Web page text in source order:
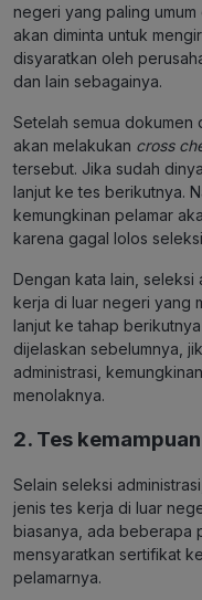
negeri yang paling
akan diminta untuk
disyaratkan oleh
dan lain sebagainya.
Setelah semua dokumen
akan melakukan cross
tersebut. Jika sudah
lanjut ke tes berikutnya.
kemungkinan pelamar
karena gagal lolos
Dengan kata lain, seleksi
kerja di luar negeri yang
lanjut ke tahap
dijelaskan sebelumnya,
administrasi,
menolaknya.
2. Tes
Selain seleksi
jenis tes kerja di luar
biasanya, ada beberapa
mensyaratkan sertifikat
pelamarnya.